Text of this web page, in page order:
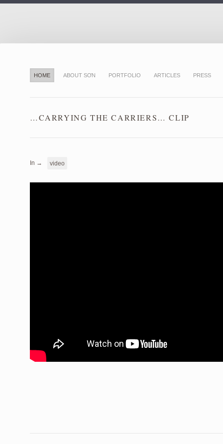
HOME ABOUT SƠN PORTFOLIO ARTICLES PRESS
…CARRYING THE CARRIERS… CLIP
In → video